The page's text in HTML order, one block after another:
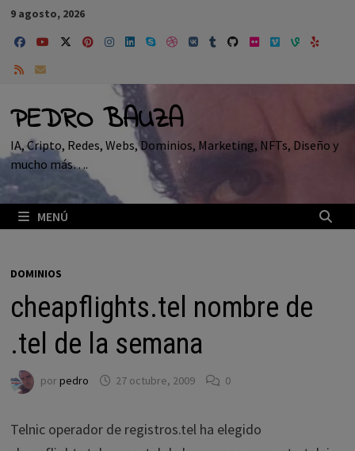
Saltar
contenido
9 agosto, 2026
PEDRO BAUZA
IA, Cripto, Redes, Webs, Dominios, Marketing, NFTs, Diseño y
mucho más….
MENÚ
DOMINIOS
cheapflights.tel nombre de
.tel de la semana
porpedro 27 octubre, 2009 0
Telnic operador de registros.tel ha elegido